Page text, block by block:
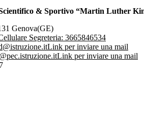
Scientifico & Sportivo “Martin Luther
Genova(GE)
Segreteria: 3665846534
Link per inviare una mail
Link per inviare una mail